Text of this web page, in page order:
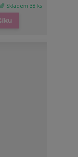
🌈 Skladem 38 ks